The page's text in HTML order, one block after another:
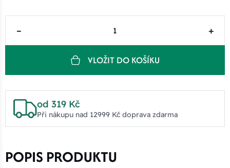
– +
VLOŽIT DO KOŠÍKU
od 319 Kč
Při nákupu nad 12999 Kč doprava zdarma
POPIS PRODUKTU